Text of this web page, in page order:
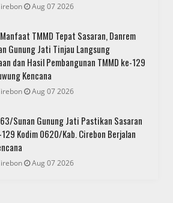
Aug 07 2026
TMMD Tepat Sasaran, Danrem
Gunung Jati Tinjau Langsung
dan Hasil Pembangunan TMMD ke-129
Kencana
Aug 07 2026
Sunan Gunung Jati Pastikan Sasaran
129 Kodim 0620/Kab. Cirebon Berjalan
Aug 07 2026